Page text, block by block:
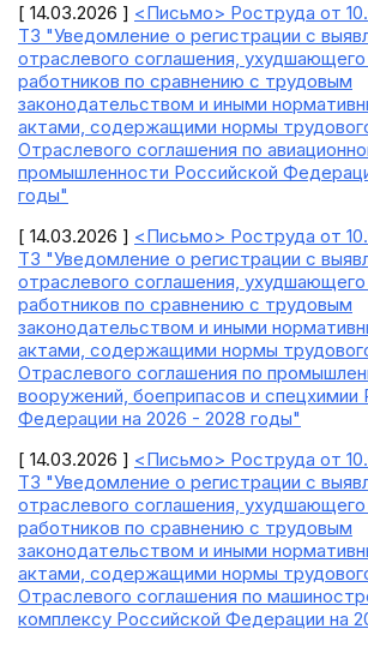
[ 14.03.2026 ] <Письмо> Роструда от
ТЗ "Уведомление о регистрации с
отраслевого соглашения,
работников по сравнению с трудовым
законодательством и иными
актами, содержащими нормы
Отраслевого соглашения по
промышленности Российской
годы"
[ 14.03.2026 ] <Письмо> Роструда от
ТЗ "Уведомление о регистрации с
отраслевого соглашения,
работников по сравнению с трудовым
законодательством и иными
актами, содержащими нормы
Отраслевого соглашения по
вооружений, боеприпасов и спецхимии
Федерации на 2026 - 2028 годы"
[ 14.03.2026 ] <Письмо> Роструда от
ТЗ "Уведомление о регистрации с
отраслевого соглашения,
работников по сравнению с трудовым
законодательством и иными
актами, содержащими нормы
Отраслевого соглашения по
комплексу Российской Федерации на